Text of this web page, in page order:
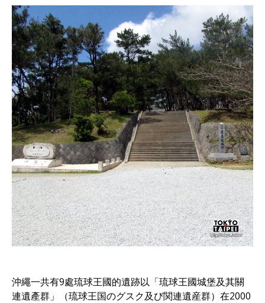
沖繩一共有9處琉球王國的遺跡以「琉球王國城堡及其關
連遺產群」（琉球王国のグスク及び関連遺産群）在2000